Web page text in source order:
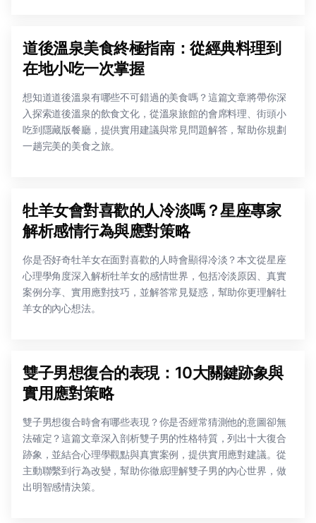
道後溫泉美食終極指南：從經典料理到
在地小吃一次掌握
想知道道後溫泉有哪些不可錯過的美食嗎？這篇文章將帶你深
入探索道後溫泉的飲食文化，從溫泉旅館的會席料理、街頭小
吃到隱藏版餐廳，提供實用建議與常見問題解答，幫助你規劃
一趟完美的美食之旅。
牡羊女會對喜歡的人冷淡嗎？星座專家
解析感情行為與應對策略
你是否好奇牡羊女在面對喜歡的人時會顯得冷淡？本文從星座
心理學角度深入解析牡羊女的感情世界，包括冷淡原因、真實
案例分享、實用應對技巧，並解答常見疑惑，幫助你更理解牡
羊女的內心想法。
雙子男想復合的表現：10大關鍵跡象與
實用應對策略
雙子男想復合時會有哪些表現？你是否經常猜測他的意圖卻無
法確定？這篇文章深入剖析雙子男的性格特質，列出十大復合
跡象，並結合心理學觀點與真實案例，提供實用應對建議。從
主動聯繫到行為改變，幫助你徹底理解雙子男的內心世界，做
出明智感情決策。